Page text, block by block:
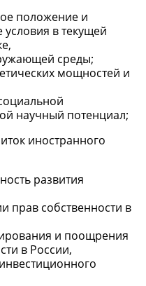
положение и
в текущей
среды;
мощностей и
научный потенциал;
иностранного
развития
прав собственности в
и поощрения
в России,